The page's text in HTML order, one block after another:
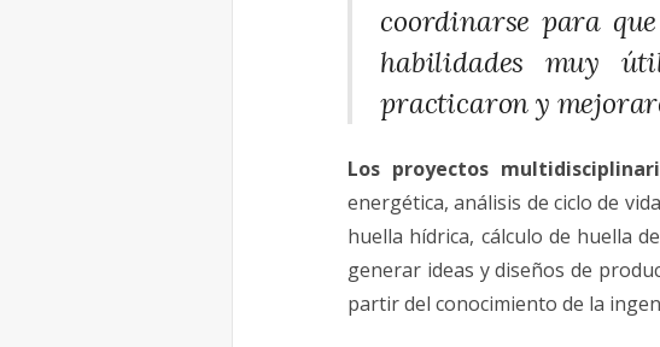
coordinarse para
habilidades muy
practicaron y
Los proyectos
energética, análisis de ciclo de
huella hídrica, cálculo de huella
generar ideas y diseños de
partir del conocimiento de la